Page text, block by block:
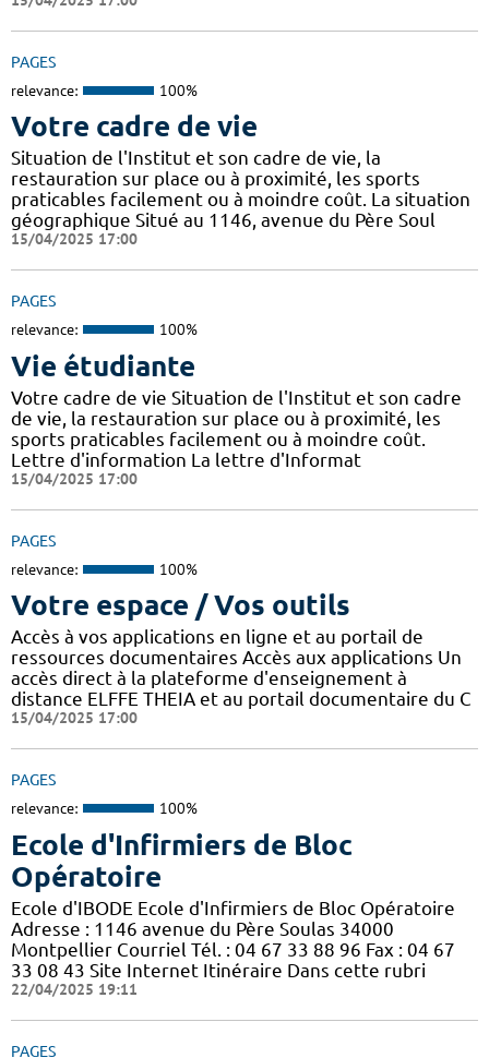
PAGES
relevance: 100%
Votre cadre de vie
Situation de l'Institut et son cadre de vie, la
restauration sur place ou à proximité, les sports
praticables facilement ou à moindre coût. La situation
géographique Situé au 1146, avenue du Père Soul
15/04/2025 17:00
PAGES
relevance: 100%
Vie étudiante
Votre cadre de vie Situation de l'Institut et son cadre
de vie, la restauration sur place ou à proximité, les
sports praticables facilement ou à moindre coût.
Lettre d'information La lettre d'Informat
15/04/2025 17:00
PAGES
relevance: 100%
Votre espace / Vos outils
Accès à vos applications en ligne et au portail de
ressources documentaires Accès aux applications Un
accès direct à la plateforme d'enseignement à
distance ELFFE THEIA et au portail documentaire du C
15/04/2025 17:00
PAGES
relevance: 100%
Ecole d'Infirmiers de Bloc
Opératoire
Ecole d'IBODE Ecole d'Infirmiers de Bloc Opératoire
Adresse : 1146 avenue du Père Soulas 34000
Montpellier Courriel Tél. : 04 67 33 88 96 Fax : 04 67
33 08 43 Site Internet Itinéraire Dans cette rubri
22/04/2025 19:11
PAGES